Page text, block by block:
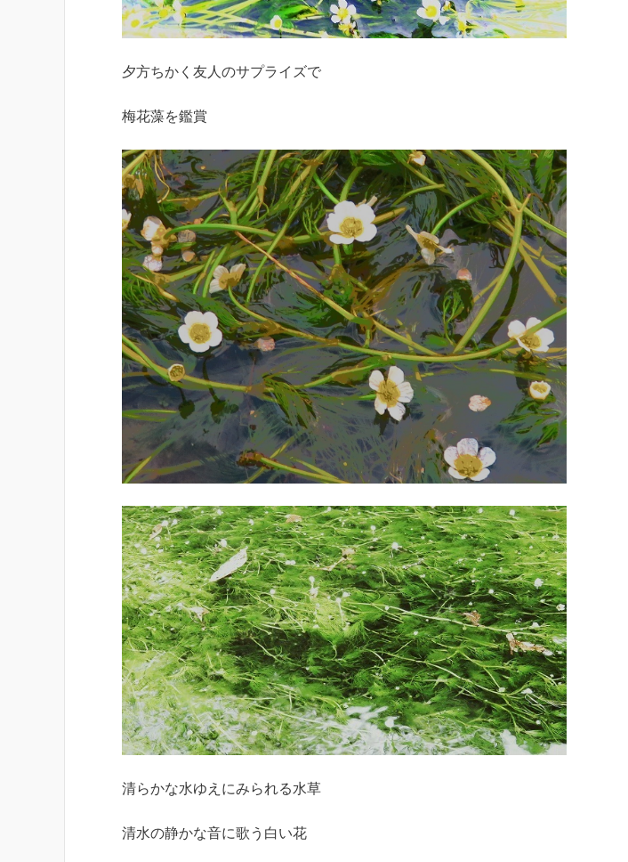
夕方ちかく友人のサプライズで
梅花藻を鑑賞
清らかな水ゆえにみられる水草
清水の静かな音に歌う白い花